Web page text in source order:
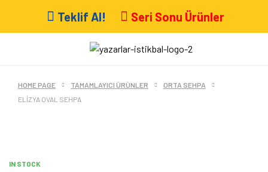
Teklif Al! Seri Sonu Ürünler
HOME PAGE TAMAMLAYICI ÜRÜNLER
ORTA SEHPA
ELIZYA OVAL SEHPA
IN STOCK